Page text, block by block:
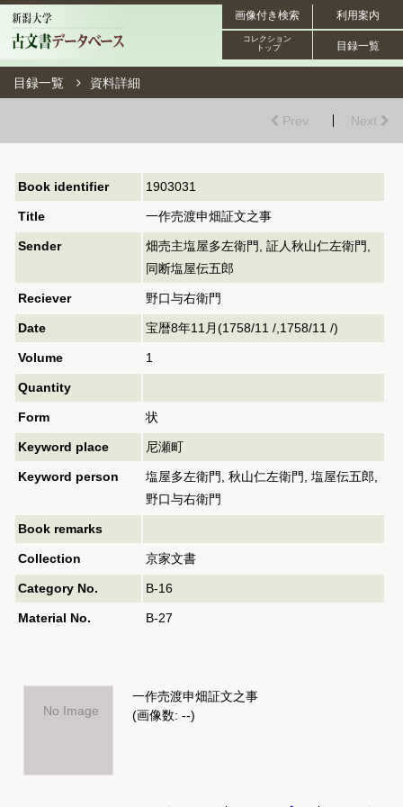
利用案内
画像付き検索
目録一覧
コレクション
トップ
目録一覧 資料詳細
Prev. Next
Book identifier 1903031
Title 一作売渡申畑証文之事
Sender
畑売主塩屋多左衛門, 証人秋山仁左衛門,
同断塩屋伝五郎
Reciever 野口与右衛門
Date 宝暦8年11月(1758/11 /,1758/11 /)
Volume 1
Quantity
Form 状
Keyword place 尼瀬町
Keyword person
塩屋多左衛門, 秋山仁左衛門, 塩屋伝五郎,
野口与右衛門
Book remarks
Collection 京家文書
Category No. B-16
Material No. B-27
No Image
一作売渡申畑証文之事
(画像数: --)